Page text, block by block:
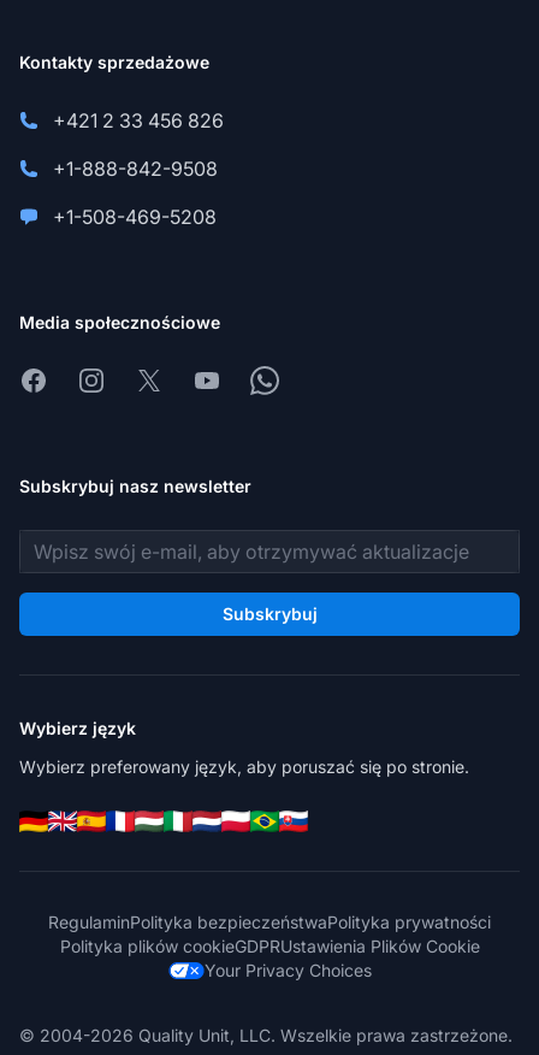
Kontakty sprzedażowe
+421 2 33 456 826
+1-888-842-9508
+1-508-469-5208
Media społecznościowe
FacebookInstagram
X YoutubeWhatsapp
Subskrybuj nasz newsletter
Adres e-mail
Subskrybuj
Wybierz język
Wybierz preferowany język, aby poruszać się po stronie.
RegulaminPolityka bezpieczeństwaPolityka prywatności
Polityka plików cookieGDPRUstawienia Plików Cookie
Your Privacy Choices
© 2004-2026 Quality Unit, LLC. Wszelkie prawa zastrzeżone.